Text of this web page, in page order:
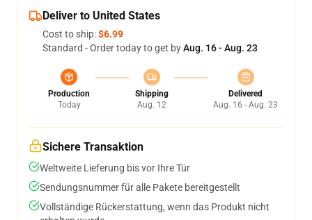
Deliver to United States
Cost to ship:$6.99
Standard - Order today to get byAug. 16 - Aug. 23
Production
Today
Shipping
Aug. 12
Delivered
Aug. 16 - Aug. 23
Sichere Transaktion
Weltweite Lieferung bis vor Ihre Tür
Sendungsnummer für alle Pakete bereitgestellt
Vollständige Rückerstattung, wenn das Produkt nicht